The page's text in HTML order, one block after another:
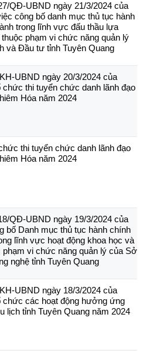
QĐ-UBND ngày 21/3/2024 của
công bố danh mục thủ tục hành
trong lĩnh vực đấu thầu lựa
phạm vi chức năng quản lý
và Đầu tư tỉnh Tuyên Quang
UBND ngày 20/3/2024 của
chức thi tuyển chức danh lãnh đạo
Hóa năm 2024
thi tuyển chức danh lãnh đạo
Hóa năm 2024
QĐ-UBND ngày 19/3/2024 của
bố Danh mục thủ tục hành chính
lĩnh vực hoạt động khoa học và
phạm vi chức năng quản lý của Sở
nghệ tỉnh Tuyên Quang
UBND ngày 18/3/2024 của
chức các hoạt động hưởng ứng
lịch tỉnh Tuyên Quang năm 2024